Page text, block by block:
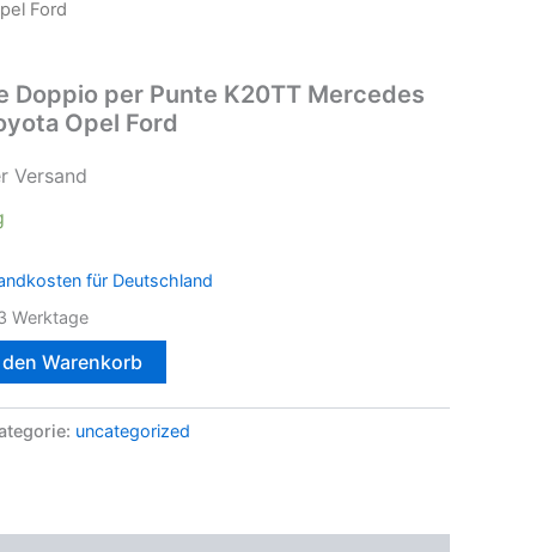
Ford
Doppio per Punte K20TT Mercedes
Opel Ford
Versand
für Deutschland
Werktage
den Warenkorb
uncategorized